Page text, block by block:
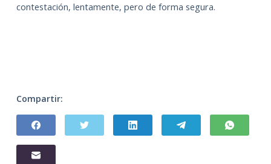
contestación, lentamente, pero de forma segura.
Compartir: